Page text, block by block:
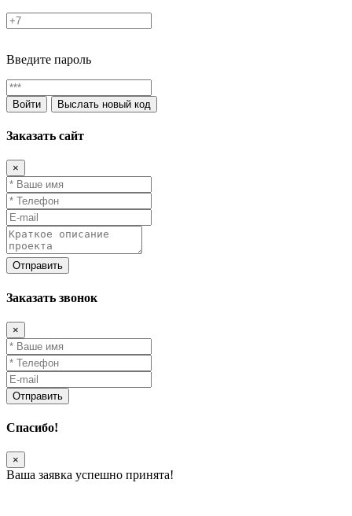
Введите пароль
Войти Выслать новый код
Заказать сайт
×
Заказать звонок
×
Спасибо!
×
Ваша заявка успешно принята!